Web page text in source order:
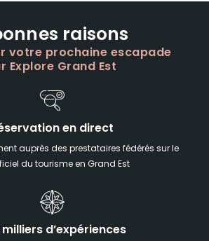
raisons
votre prochaine escapade
Explore Grand Est
en direct
auprès des prestataires fédérés sur le
du tourisme en Grand Est
milliers d’expériences